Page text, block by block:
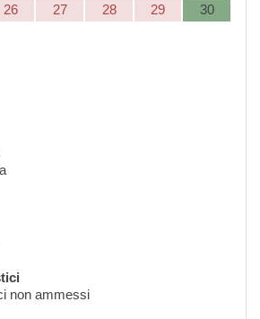
26 27 28 29
30
non ammessi